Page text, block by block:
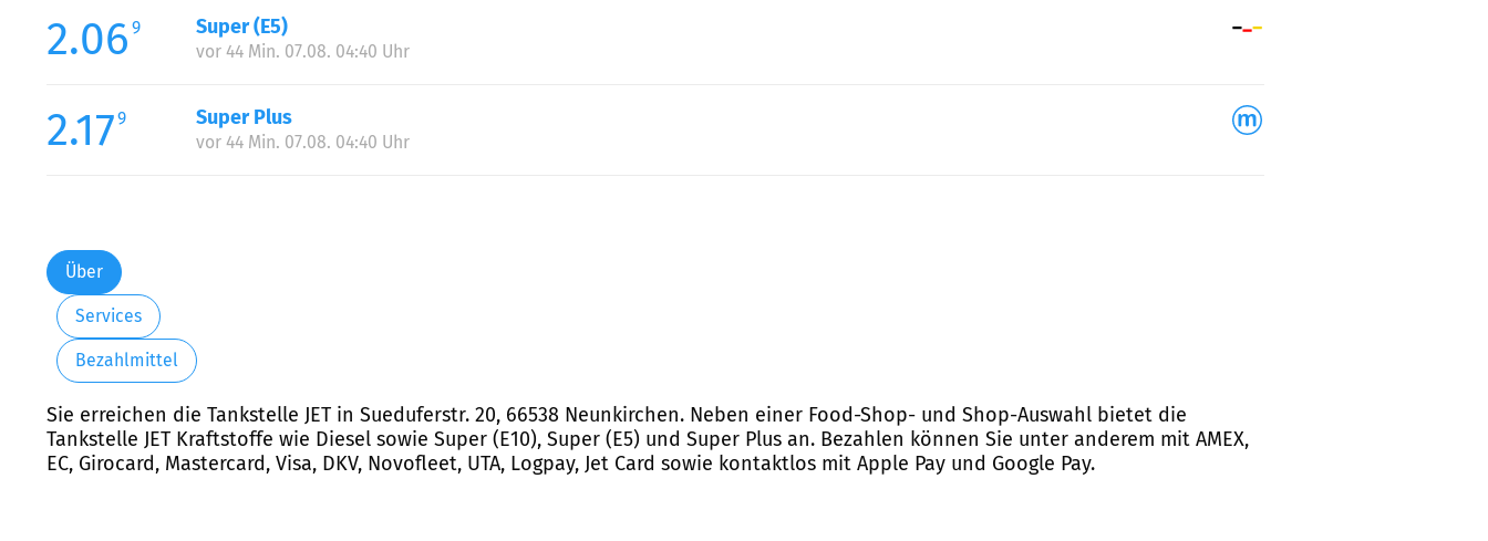
2.06 9 Super (E5)
vor 44 Min. 07.08. 04:40 Uhr
2.179 Super Plus
vor 44 Min. 07.08. 04:40 Uhr
Über
Services
Bezahlmittel
Sie erreichen die Tankstelle JET in Sueduferstr. 20, 66538 Neunkirchen. Neben einer Food-Shop- und Shop-Auswahl bietet die
Tankstelle JET Kraftstoffe wie Diesel sowie Super (E10), Super (E5) und Super Plus an. Bezahlen können Sie unter anderem mit AMEX,
EC, Girocard, Mastercard, Visa, DKV, Novofleet, UTA, Logpay, Jet Card sowie kontaktlos mit Apple Pay und Google Pay.